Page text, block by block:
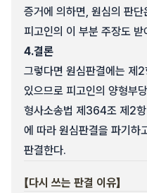
증거에 의하면, 원심의 판
피고인의 이 부분 주장도 받
4.결론
그렇다면 원심판결에는 제
있으므로 피고인의 양형부
형사소송법 제364조 제2항
에 따라 원심판결을 파기하
판결한다.
【다시 쓰는 판결 이유】